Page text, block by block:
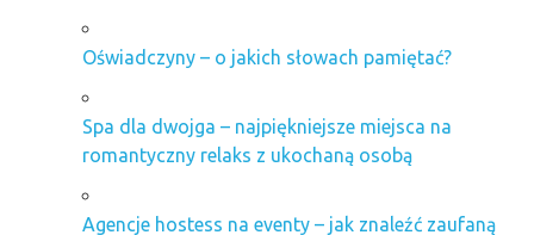
Oświadczyny – o jakich słowach pamiętać?
Spa dla dwojga – najpiękniejsze miejsca na
romantyczny relaks z ukochaną osobą
Agencje hostess na eventy – jak znaleźć zaufaną